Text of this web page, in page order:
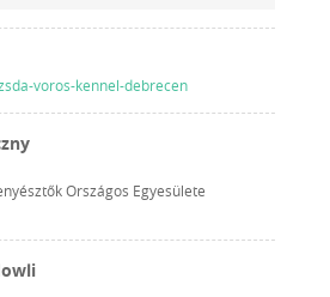
voros-kennel-debrecen
Országos Egyesülete